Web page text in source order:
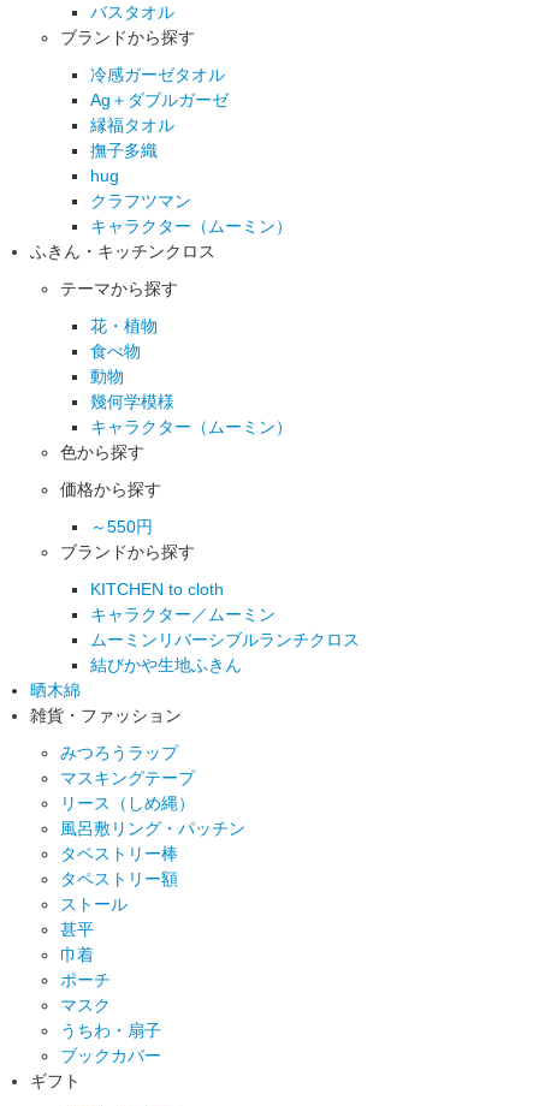
バスタオル
ブランドから探す
冷感ガーゼタオル
Ag＋ダブルガーゼ
縁福タオル
撫子多織
hug
クラフツマン
キャラクター（ムーミン）
ふきん・キッチンクロス
テーマから探す
花・植物
食べ物
動物
幾何学模様
キャラクター（ムーミン）
色から探す
価格から探す
～550円
ブランドから探す
KITCHEN to cloth
キャラクター／ムーミン
ムーミンリバーシブルランチクロス
結びかや生地ふきん
晒木綿
雑貨・ファッション
みつろうラップ
マスキングテープ
リース（しめ縄）
風呂敷リング・パッチン
タペストリー棒
タペストリー額
ストール
甚平
巾着
ポーチ
マスク
うちわ・扇子
ブックカバー
ギフト